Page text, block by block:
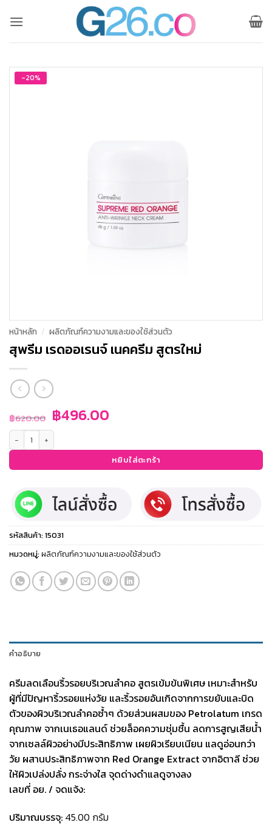
-20%
หน้าหลัก / ผลิตภัณฑ์ความงามและของใช้ส่วนตัว
สุพรีม เรดออเรนจ์ เนคครีม สูตรใหม่
฿620.00 Original
price
was:
฿496.00Current
฿496.00.
จำนวน สุพรีม เรดออเรนจ์ เนคครีม สูตรใหม่ ชิ้น
หยิบใส่ตะกร้า
รหัสสินค้า:15031
หมวดหมู่:ผลิตภัณฑ์ความงามและของใช้ส่วนตัว
คำอธิบาย
ครีมลดเลือนริ้วรอยบริเวณลำคอ สูตรเข้มข้นพิเศษ เหมาะสำหรับ
ผู้ที่มีปัญหาริ้วรอยแห่งวัย และริ้วรอยอันเกิดจากการขยับและบิด
ตัวของผิวบริเวณลำคอซ้ำๆ ด้วยส่วนผสมของ Petrolatum เกรด
คุณภาพ จากเนเธอแลนด์ ช่วยล็อคความชุ่มชื้น ลดการสูญเสียน้ำ
จากเซลล์ผิวอย่างมีประสิทธิภาพ เผยผิวเรียบเนียน แลดูอ่อนกว่า
วัย ผสานประสิทธิภาพจาก Red Orange Extract จากอิตาลี ช่วย
ให้ผิวเปล่งปลั่ง กระจ่างใส จุดด่างดำแลดูจางลง
เลขที่ อย. / จดแจ้ง:
ปริมาณบรรจุ: 45.00 กรัม